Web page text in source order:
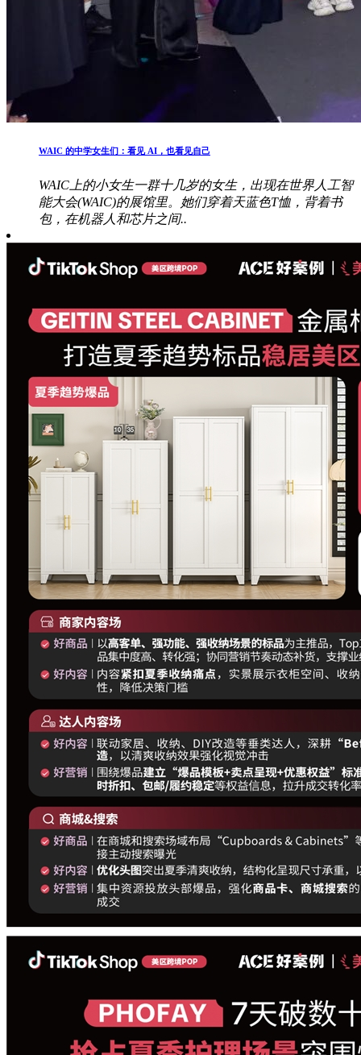
WAIC 的中学女生们：看见 AI，也看见自己
WAIC上的小女生一群十几岁的女生，出现在世界人工智
能大会(WAIC)的展馆里。她们穿着天蓝色T恤，背着书
包，在机器人和芯片之间..